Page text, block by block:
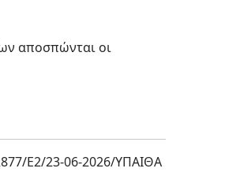
αποσπώνται οι
Ε2/23-06-2026/ΥΠΑΙΘΑ